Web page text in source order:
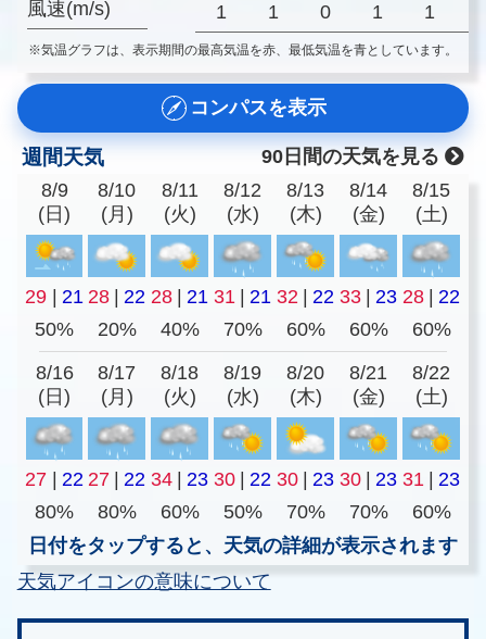
風速(m/s) 1 1 0 1 1
※気温グラフは、表示期間の最高気温を赤、最低気温を青としています。
コンパスを表示
週間天気
90日間の天気を見る
8/9
(日)
8/10
(月)
8/11
(火)
8/12
(水)
8/13
(木)
8/14
(金)
8/15
(土)
29 21 28 22 28 21 31 21 32 22 33 23 28
22
50%
20% 40% 70% 60% 60% 60%
8/16
(日)
8/17
(月)
8/18
(火)
8/19
(水)
8/20
(木)
8/21
(金)
8/22
(土)
27 22 27 22 34 23 30 22 30 23 30 23 31
23
80%
80% 60% 50% 70% 70%
60%
日付をタップすると、天気の詳細が表示されます
天気アイコンの意味について